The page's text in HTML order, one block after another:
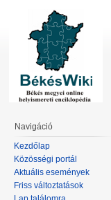
Navigáció
Kezdőlap
Közösségi portál
Aktuális események
Friss változtatások